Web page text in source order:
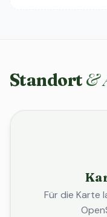
Standort &
Für die Karte